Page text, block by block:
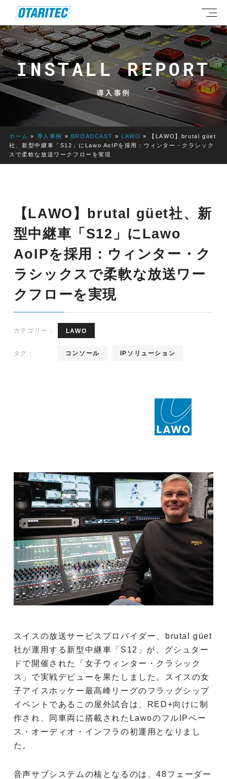
INSTALL REPORT
導入事例
ホーム » 導入事例 » BROADCAST » LAWO »
【LAWO】brutal güet
社、新型中継車「S12」にLawo AoIPを採用：ウィンター・クラシック
スで柔軟な放送ワークフローを実現
【LAWO】brutal güet社、新
型中継車「S12」にLawo
AoIPを採用：ウィンター・ク
ラシックスで柔軟な放送ワー
クフローを実現
カテゴリー： LAWO
タグ： コンソール IPソリューション
スイスの放送サービスプロバイダー、brutal güet
社が運用する新型中継車「S12」が、グシュター
ドで開催された「女子ウィンター・クラシック
ス」で実戦デビューを果たしました。スイスの女
子アイスホッケー最高峰リーグのフラッグシップ
イベントであるこの屋外試合は、RED+向けに制
作され、同車両に搭載されたLawoのフルIPベー
ス・オーディオ・インフラの初運用となりまし
た。
音声サブシステムの核となるのは、48フェーダー